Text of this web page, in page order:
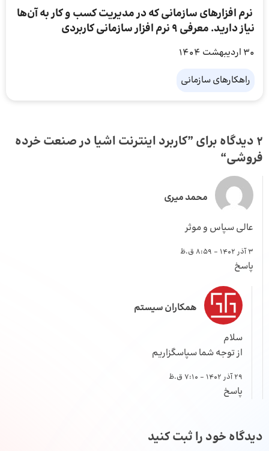
نرم افزارهای سازمانی که در مدیریت کسب و کار به آن‌ها
نیاز دارید. معرفی 9 نرم افزار سازمانی کاربردی
30 اردیبهشت 1404
راهکارهای سازمانی
2 دیدگاه برای ”
کاربرد اینترنت اشیا در صنعت خرده
فروشی“
محمد میری
عالی سپاس و موثر
3 آذر 1402 - 8:59 ق.ظ
پاسخ
همکاران سیستم
سلام
از توجه شما سپاسگزاریم
29 آذر 1402 - 7:10 ق.ظ
پاسخ
دیدگاه خود را ثبت کنید